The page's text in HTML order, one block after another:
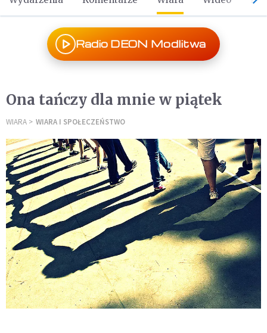
Radio DEON Modlitwa
Ona tańczy dla mnie w piątek
WIARA WIARA I SPOŁECZEŃSTWO